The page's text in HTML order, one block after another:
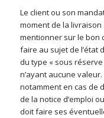
Le client ou son
moment de la livraison
mentionner sur le bon
faire au sujet de l’état
du type « sous
n’ayant aucune
notamment en cas de
de la notice d’emploi
doit faire ses